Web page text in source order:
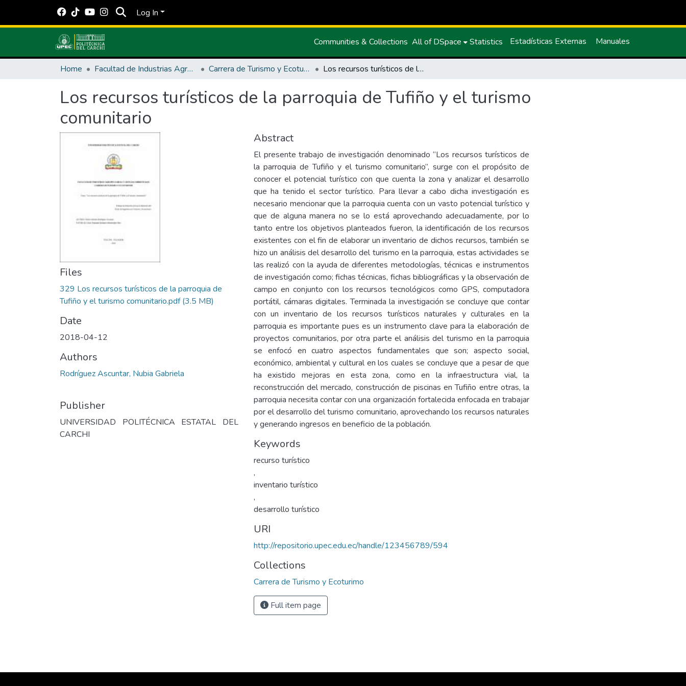
Log In
Communities & Collections All of DSpace Statistics Estadísticas Externas Manuales
Home Facultad de Industrias Agropecuarias y Ciencias Ambientales Carrera de Turismo y Ecoturimo Los recursos turísticos de la parroquia de Tufiño y el turismo comunitario
Los recursos turísticos de la parroquia de Tufiño y el turismo
comunitario
Files
329 Los recursos turísticos de la parroquia de
Tufiño y el turismo comunitario.pdf(3.5 MB)
Date
2018-04-12
Authors
Rodríguez Ascuntar, Nubia Gabriela
Publisher
UNIVERSIDAD POLITÉCNICA ESTATAL DEL
CARCHI
Abstract
El presente trabajo de investigación denominado “Los recursos turísticos de
la parroquia de Tufiño y el turismo comunitario”, surge con el propósito de
conocer el potencial turístico con que cuenta la zona y analizar el desarrollo
que ha tenido el sector turístico. Para llevar a cabo dicha investigación es
necesario mencionar que la parroquia cuenta con un vasto potencial turístico y
que de alguna manera no se lo está aprovechando adecuadamente, por lo
tanto entre los objetivos planteados fueron, la identificación de los recursos
existentes con el fin de elaborar un inventario de dichos recursos, también se
hizo un análisis del desarrollo del turismo en la parroquia, estas actividades se
las realizó con la ayuda de diferentes metodologías, técnicas e instrumentos
de investigación como; fichas técnicas, fichas bibliográficas y la observación de
campo en conjunto con los recursos tecnológicos como GPS, computadora
portátil, cámaras digitales. Terminada la investigación se concluye que contar
con un inventario de los recursos turísticos naturales y culturales en la
parroquia es importante pues es un instrumento clave para la elaboración de
proyectos comunitarios, por otra parte el análisis del turismo en la parroquia
se enfocó en cuatro aspectos fundamentales que son; aspecto social,
económico, ambiental y cultural en los cuales se concluye que a pesar de que
ha existido mejoras en esta zona, como en la infraestructura vial, la
reconstrucción del mercado, construcción de piscinas en Tufiño entre otras, la
parroquia necesita contar con una organización fortalecida enfocada en trabajar
por el desarrollo del turismo comunitario, aprovechando los recursos naturales
y generando ingresos en beneficio de la población.
Keywords
recurso turístico
,
inventario turístico
,
desarrollo turístico
URI
http://repositorio.upec.edu.ec/handle/123456789/594
Collections
Carrera de Turismo y Ecoturimo
Full item page